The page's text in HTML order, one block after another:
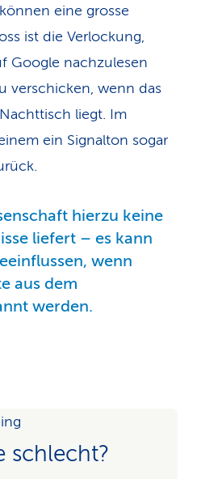
eine grosse
ist die Verlockung,
Google nachzulesen
verschicken, wenn das
liegt. Im
ein Signalton sogar
hierzu keine
liefert – es kann
wenn
aus dem
werden.
schlecht?